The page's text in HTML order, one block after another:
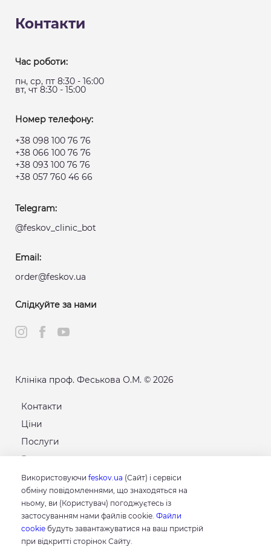
Використовуючи feskov.ua (Сайт) і сервіси
обміну повідомленнями, що знаходяться на
ньому, ви (Користувач) погоджуєтесь із
застосуванням нами файлів cookie. Файли
cookie будуть завантажуватися на ваш пристрій
при відкритті сторінок Сайту.
Контакти
Час роботи:
пн, ср, пт 8:30 - 16:00
вт, чт 8:30 - 15:00
Номер телефону:
+38 098 100 76 76
+38 066 100 76 76
+38 093 100 76 76
+38 057 760 46 66
Telegram:
@feskov_clinic_bot
Email:
order@feskov.ua
Слідкуйте за нами
Клініка проф. Феськова О.М. © 2026
Контакти
Ціни
Послуги
Розклад
Карта сайту
GOOGLE
4.8
Грунтуючись на 214 відгуках